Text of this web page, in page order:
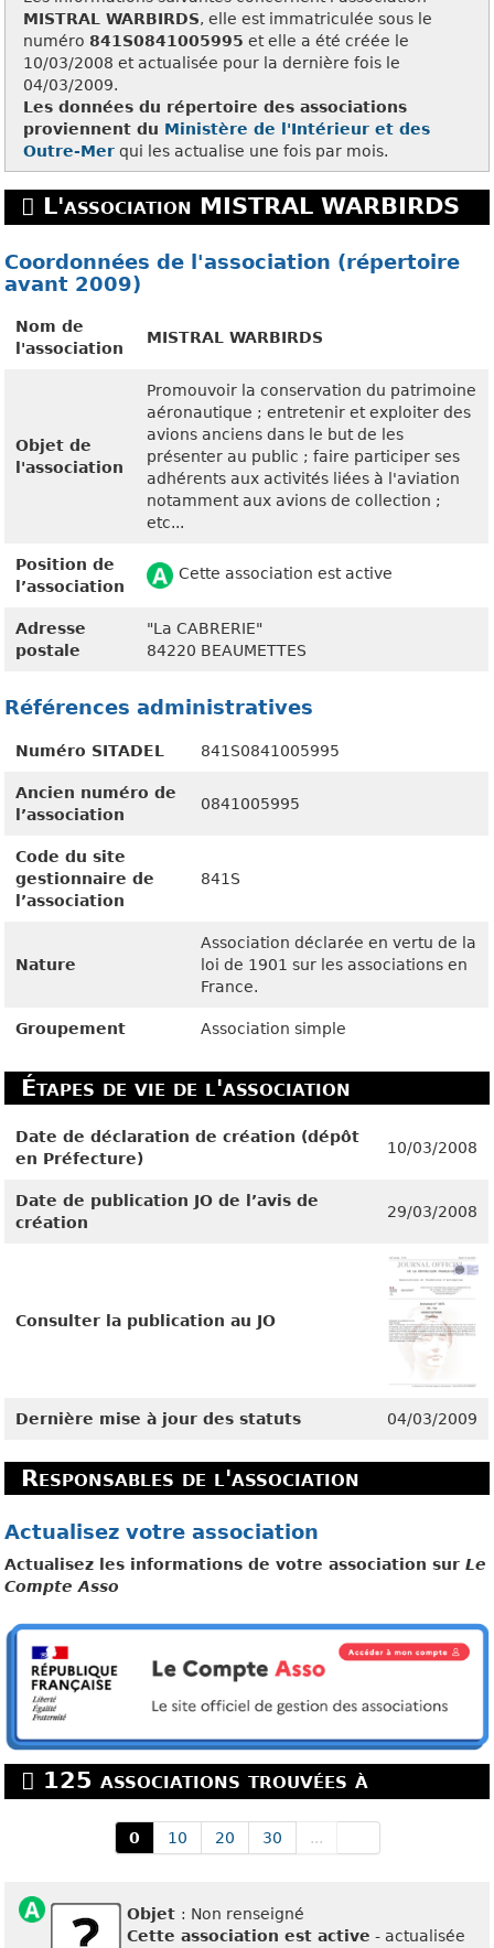
MISTRAL WARBIRDS, elle est immatriculée sous le
numéro 841S0841005995 et elle a été créée le
10/03/2008 et actualisée pour la dernière fois le
04/03/2009.
Les données du répertoire des associations
proviennent du Ministère de l'Intérieur et des
Outre-Mer qui les actualise une fois par mois.
L'association MISTRAL WARBIRDS
Coordonnées de l'association (répertoire
avant 2009)
Nom de
l'association
MISTRAL WARBIRDS
Objet de
l'association
Promouvoir la conservation du patrimoine
aéronautique ; entretenir et exploiter des
avions anciens dans le but de les
présenter au public ; faire participer ses
adhérents aux activités liées à l'aviation
notamment aux avions de collection ;
etc...
Position de
l’association
Cette association est active
Adresse
postale
"La CABRERIE"
84220 BEAUMETTES
Références administratives
Numéro SITADEL 841S0841005995
Ancien numéro de
l’association
0841005995
Code du site
gestionnaire de
l’association
841S
Nature
Association déclarée en vertu de la
loi de 1901 sur les associations en
France.
Groupement Association simple
Étapes de vie de l'association
Date de déclaration de création (dépôt
en Préfecture)
10/03/2008
Date de publication JO de l’avis de
création
29/03/2008
Consulter la publication au JO
Dernière mise à jour des statuts 04/03/2009
Responsables de l'association
Actualisez votre association
Actualisez les informations de votre association surLe
Compte Asso
125 associations trouvées à
0 10 20 30 ...
Objet : Non renseigné
Cette association est active - actualisée